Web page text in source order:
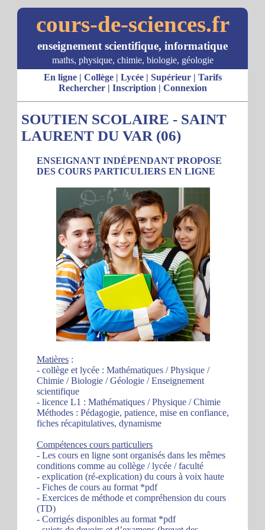
cours-de-sciences.fr
enseignement scientifique, informatique
maths, physique, chimie, biologie, géologie
En ligne| Collège| Lycée| Supérieur| Tarifs
Rechercher| Inscription | Connexion
SOUTIEN SCOLAIRE - SAINT
LAURENT DU VAR (06)
ENSEIGNANT INDÉPENDANT PROPOSE
DES COURS PARTICULIERS EN LIGNE
Matières :
- collège et lycée : Mathématiques / Physique /
Chimie / Biologie / Géologie / Enseignement
scientifique
- licence L1 : Mathématiques / Physique / Chimie
Méthodes : Pédagogie, patience, mise en confiance,
fiches récapitulatives, dynamisme
Compétences cours particuliers
- Les cours en ligne sont organisés dans les mêmes
conditions comme au collège / lycée / faculté
- explication (ré-explication) du cours à voix haute
- Fiches de cours au format *pdf
- Exercices de méthode et compréhension du cours
(TD)
- Corrigés disponibles au format *pdf